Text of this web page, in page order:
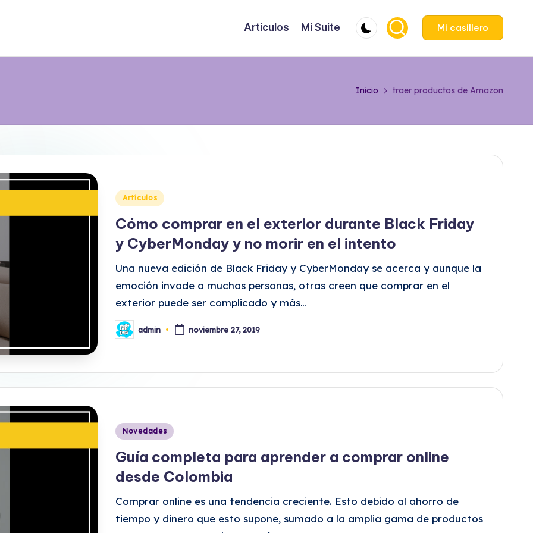
Artículos Mi Suite Mi casillero
Inicio traer productos de Amazon
Publicado
Artículos
Cómo comprar en el exterior durante Black Friday
y CyberMonday y no morir en el intento
Una nueva edición de Black Friday y CyberMonday se acerca y aunque la
emoción invade a muchas personas, otras creen que comprar en el
exterior puede ser complicado y más…
Publicado
por
admin noviembre 27, 2019
Publicado
Novedades
Guía completa para aprender a comprar online
desde Colombia
Comprar online es una tendencia creciente. Esto debido al ahorro de
tiempo y dinero que esto supone, sumado a la amplia gama de productos